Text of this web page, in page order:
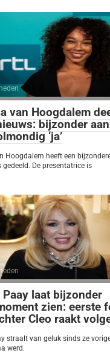
van Hoogdalem
bijzonder
‘ja’
Hoogdalem heeft een
gedeeld. De presentatrice is
Paay laat bijzonder
zien: eerste
Cleo raakt
straalt van geluk sinds ze
werd.